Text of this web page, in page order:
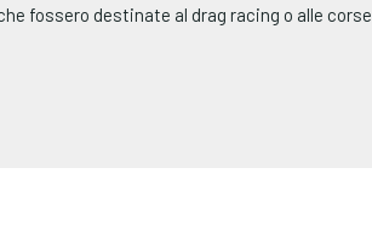
fossero destinate al drag racing o alle corse